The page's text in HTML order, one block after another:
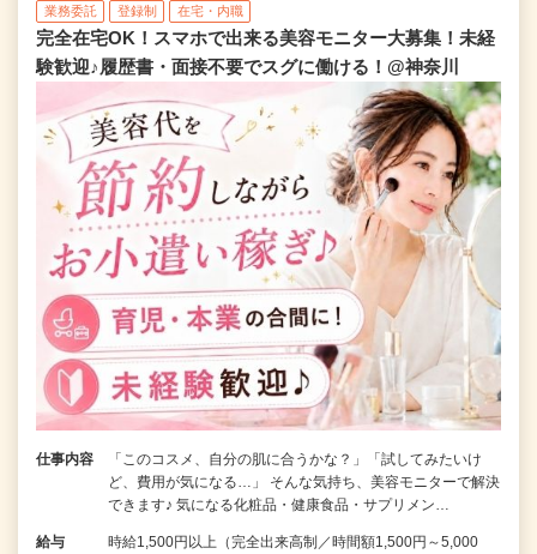
業務委託 登録制 在宅・内職
完全在宅OK！スマホで出来る美容モニター大募集！未経
験歓迎♪履歴書・面接不要でスグに働ける！@神奈川
仕事内容
「このコスメ、自分の肌に合うかな？」「試してみたいけ
ど、費用が気になる…」 そんな気持ち、美容モニターで解決
できます♪ 気になる化粧品・健康食品・サプリメン…
給与
時給1,500円以上（完全出来高制／時間額1,500円～5,000